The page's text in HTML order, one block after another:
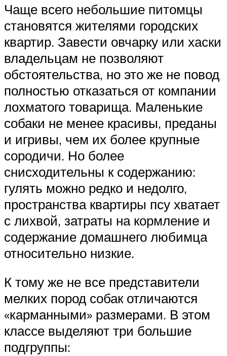
Чаще всего небольшие питомцы
становятся жителями городских
квартир. Завести овчарку или хаски
владельцам не позволяют
обстоятельства, но это же не повод
полностью отказаться от компании
лохматого товарища. Маленькие
собаки не менее красивы, преданы
и игривы, чем их более крупные
сородичи. Но более
снисходительны к содержанию:
гулять можно редко и недолго,
пространства квартиры псу хватает
с лихвой, затраты на кормление и
содержание домашнего любимца
относительно низкие.
К тому же не все представители
мелких пород собак отличаются
«карманными» размерами. В этом
классе выделяют три большие
подгруппы: